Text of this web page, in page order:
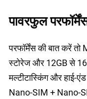
पावरफुल
परफॉर्मेंस की बात करें
स्टोरेज और 12GB से
मल्टीटास्किंग और हाई-
Nano-SIM + Nano-